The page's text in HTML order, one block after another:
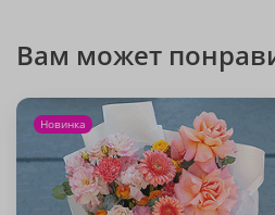
Вам может
Новинка